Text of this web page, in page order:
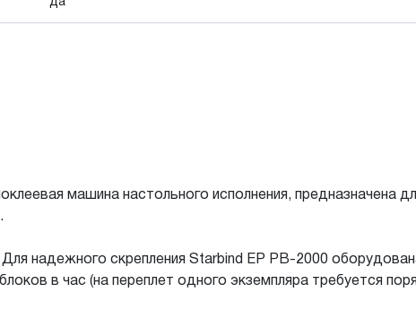
да
машина настольного исполнения, предназначена
надежного скрепления Starbind EP PB-2000
в час (на переплет одного экземпляра требуется